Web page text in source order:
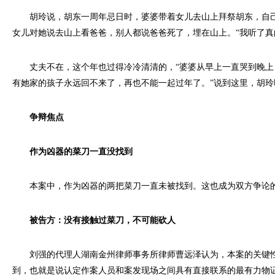
胡玲说，胡东一周年忌日时，婆婆带着女儿去山上拜祭胡东，自
女儿对她说去山上看爸爸，别人都说爸爸死了，埋在山上。“我听了
丈夫不在，这个年也过得冷冷清清的，“婆婆从早上一直哭到晚上
有她家的孩子永远回不来了，再也不能一起过年了。”说到这里，胡
争辩焦点
作为凶器的菜刀一直没找到
本案中，作为凶器的两把菜刀一直未被找到。这也成为双方争论
被告方：没有接触过菜刀，不可能砍人
刘强的代理人湖南金州律师事务所律师曹远泽认为，本案的关
到，也就是说认定作案人员和案发现场之间具有直接联系的最有力物